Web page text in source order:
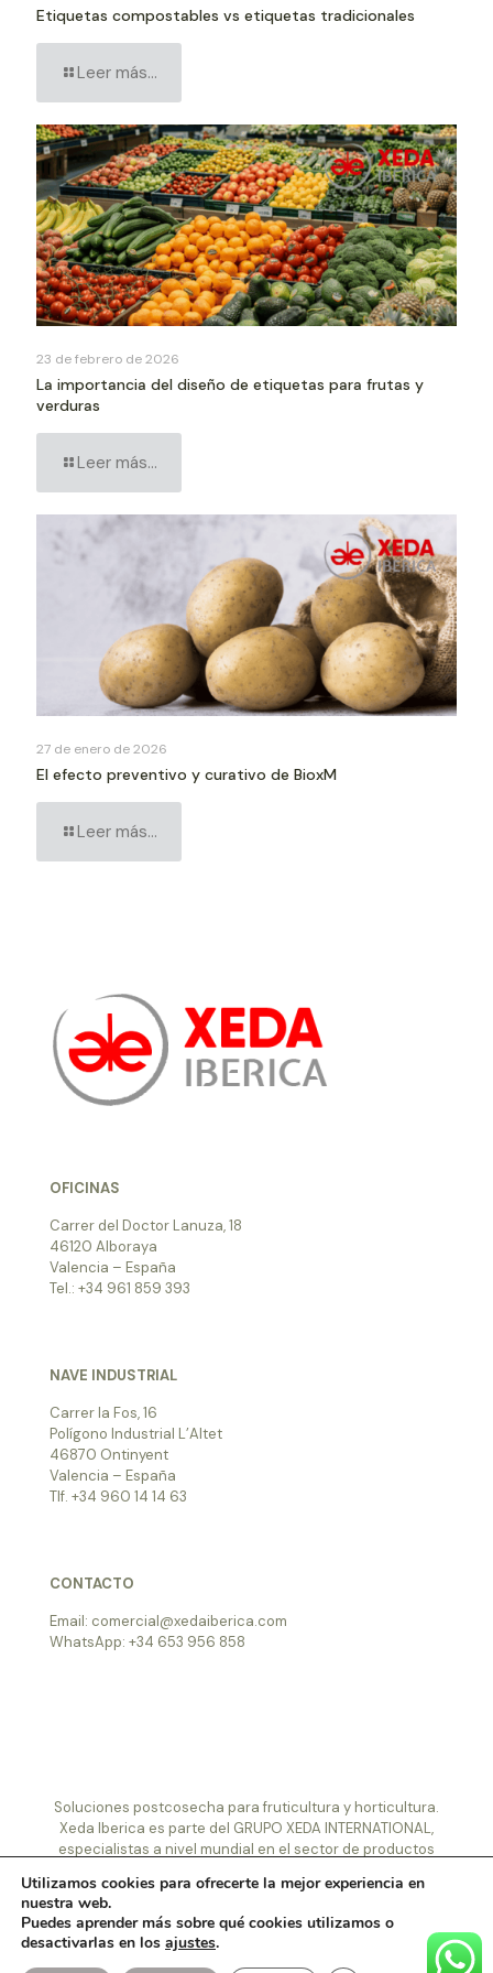
Etiquetas compostables vs etiquetas tradicionales
Leer más...
23 de febrero de 2026
La importancia del diseño de etiquetas para frutas y
verduras
Leer más...
27 de enero de 2026
El efecto preventivo y curativo de BioxM
Leer más...
OFICINAS
Carrer del Doctor Lanuza, 18
46120 Alboraya
Valencia – España
Tel.: +34 961 859 393
NAVE INDUSTRIAL
Carrer la Fos, 16
Polígono Industrial L’Altet
46870 Ontinyent
Valencia – España
Tlf. +34 960 14 14 63
CONTACTO
Email: comercial@xedaiberica.com
WhatsApp: +34 653 956 858
Soluciones postcosecha para fruticultura y horticultura.
Xeda Iberica es parte del GRUPO XEDA INTERNATIONAL,
especialistas a nivel mundial en el sector de productos
© 2022 Xeda Ibérica S.L.|Aviso legal|Política de
privacidad
Política de cookies
Utilizamos cookies para ofrecerte la mejor experiencia en
nuestra web.
Puedes aprender más sobre qué cookies utilizamos o
desactivarlas en los ajustes.